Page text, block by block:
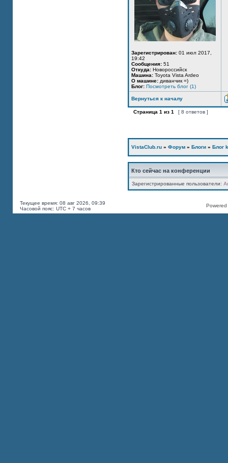
Зарегистрирован: 01 июл 2017,
19:42
Сообщения: 51
Откуда: Новороссийск
Машина: Toyota Vista Ardeo
О машине: диванчик =)
Блог: Посмотреть блог (1)
Вернуться к началу
Страница 1 из 1 [ 8 ответов ]
VistaClub.ru » Форум » Блоги » Блог
Кто сейчас на конференции
Зарегистрированные пользователи:
Текущее время: 08 авг 2026, 09:39
Часовой пояс: UTC + 7 часов